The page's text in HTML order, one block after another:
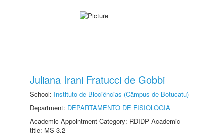
Juliana Irani Fratucci de Gobbi
School: Instituto de Biociências (Câmpus de Botucatu)
Department: DEPARTAMENTO DE FISIOLOGIA
Academic Appointment Category: RDIDP Academic
title: MS-3.2